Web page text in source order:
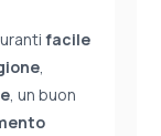
facile
,
, un buon